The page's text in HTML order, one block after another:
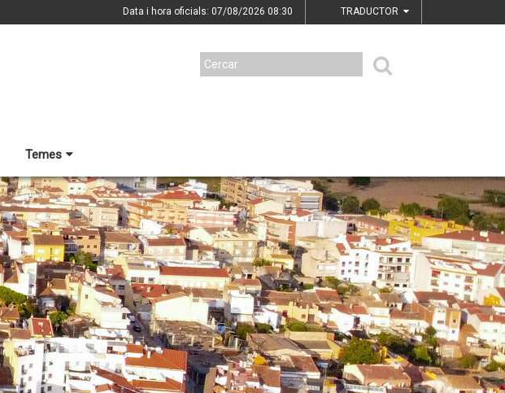
Data i hora oficials: 07/08/2026 08:30 TRADUCTOR
Temes